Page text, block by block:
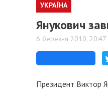
УКРАЇНА
Янукович
6 березня 2010, 20:47
Президент Виктор